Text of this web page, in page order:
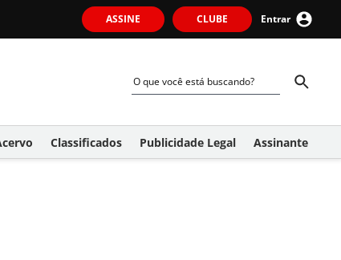
ASSINE CLUBE Entrar
Classificados Publicidade Legal Assinante